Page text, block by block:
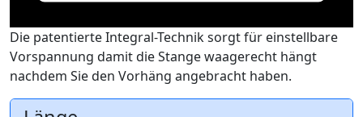
Die patentierte Integral-Technik sorgt für einstellbare
Vorspannung damit die Stange waagerecht hängt
nachdem Sie den Vorhäng angebracht haben.